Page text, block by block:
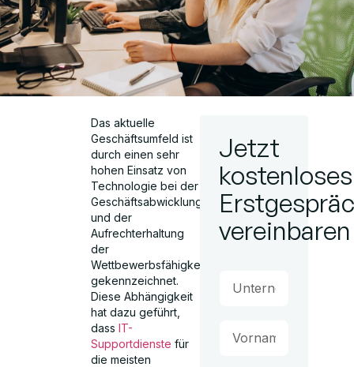
Das aktuelle
Geschäftsumfeld ist
durch einen sehr
hohen Einsatz von
Technologie bei der
Geschäftsabwicklung
und der
Aufrechterhaltung
der
Wettbewerbsfähigkeit
gekennzeichnet.
Diese Abhängigkeit
hat dazu geführt,
dassIT-
Supportdienste für
die meisten
Jetzt
kostenloses
vereinbaren